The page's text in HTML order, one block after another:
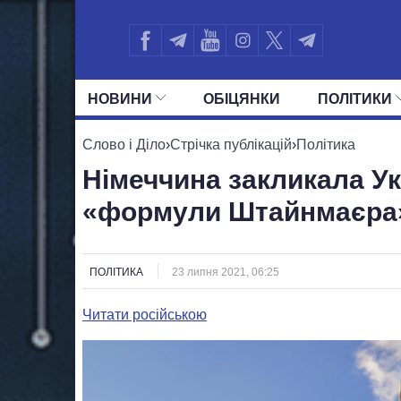
НОВИНИ ОБIЦЯНКИ ПОЛIТИКИ
УСІ ПОЛІТИКИ ПРЕЗИДЕНТ І ОФІС
Слово і Діло›Стрічка публікацій›Політика
Німеччина закликала
«формули
ПОЛІТИКА 23 липня 2021, 06:25
Читати російською